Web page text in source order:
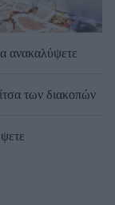
ανακαλύψετε
των διακοπών